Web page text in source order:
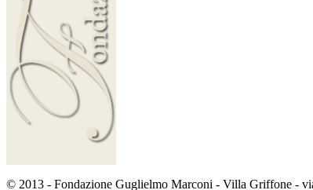
© 2013 - Fondazione Guglielmo Marconi - Villa Griffone -